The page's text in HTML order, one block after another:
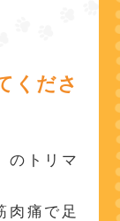
くださ
のトリマ
肉痛で足